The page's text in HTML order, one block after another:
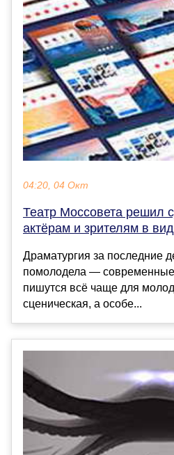
04:20, 04 Окт
Театр Моссовета решил
актёрам и зрителям в
Драматургия за последние
помолодела —
пишутся всё чаще для
сценическая, а особе...